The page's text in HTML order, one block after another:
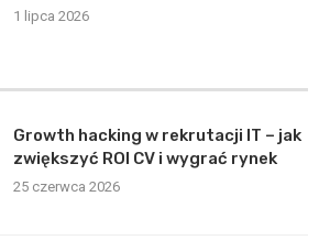
1 lipca 2026
Growth hacking w rekrutacji IT – jak
zwiększyć ROI CV i wygrać rynek
25 czerwca 2026